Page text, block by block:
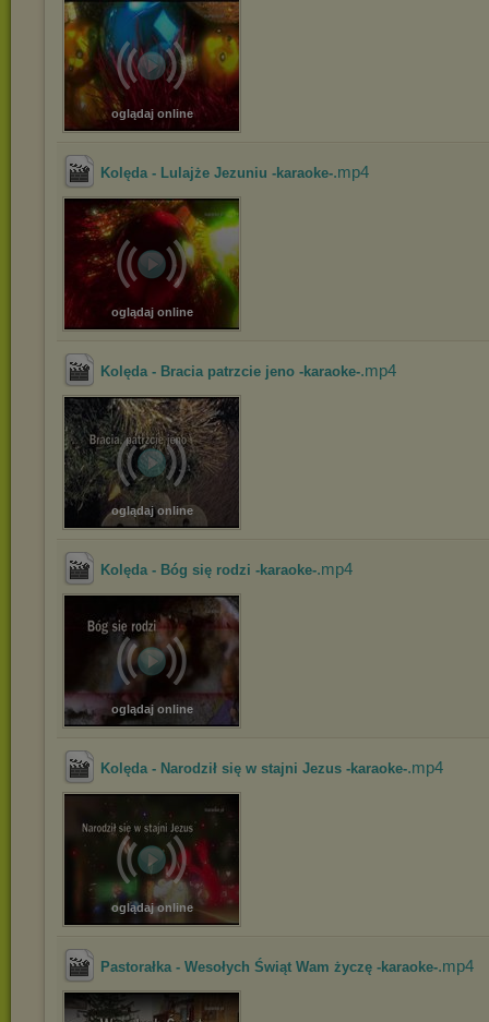
oglądaj online
Kolęda - Lulajże Jezuniu -karaoke-.mp4
oglądaj online
Kolęda - Bracia patrzcie jeno -karaoke-.mp4
oglądaj online
Kolęda - Bóg się rodzi -karaoke-.mp4
oglądaj online
Kolęda - Narodził się w stajni Jezus -karaoke-.mp4
oglądaj online
Pastorałka - Wesołych Świąt Wam życzę -karaoke-.mp4